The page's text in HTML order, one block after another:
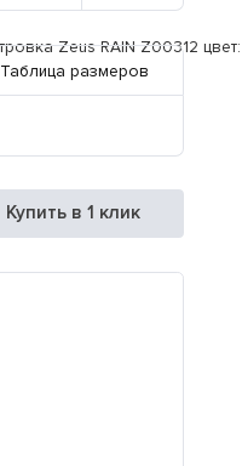
Таблица размеров
Купить в 1 клик